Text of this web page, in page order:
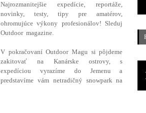
Najrozmanitejšie expedície, reportáže,
novinky, testy, tipy pre amatérov,
ohromujúce výkony profesionálov! Sleduj
Outdoor magazine.
V pokračovaní Outdoor Magu si pôjdeme
zakitovať na Kanárske ostrovy, s
expedíciou vyrazíme do Jemenu a
predstavíme vám netradičný snowpark na